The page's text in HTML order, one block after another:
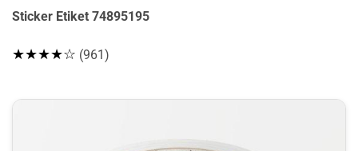
Sticker Etiket 74895195
★★★★☆ (961)